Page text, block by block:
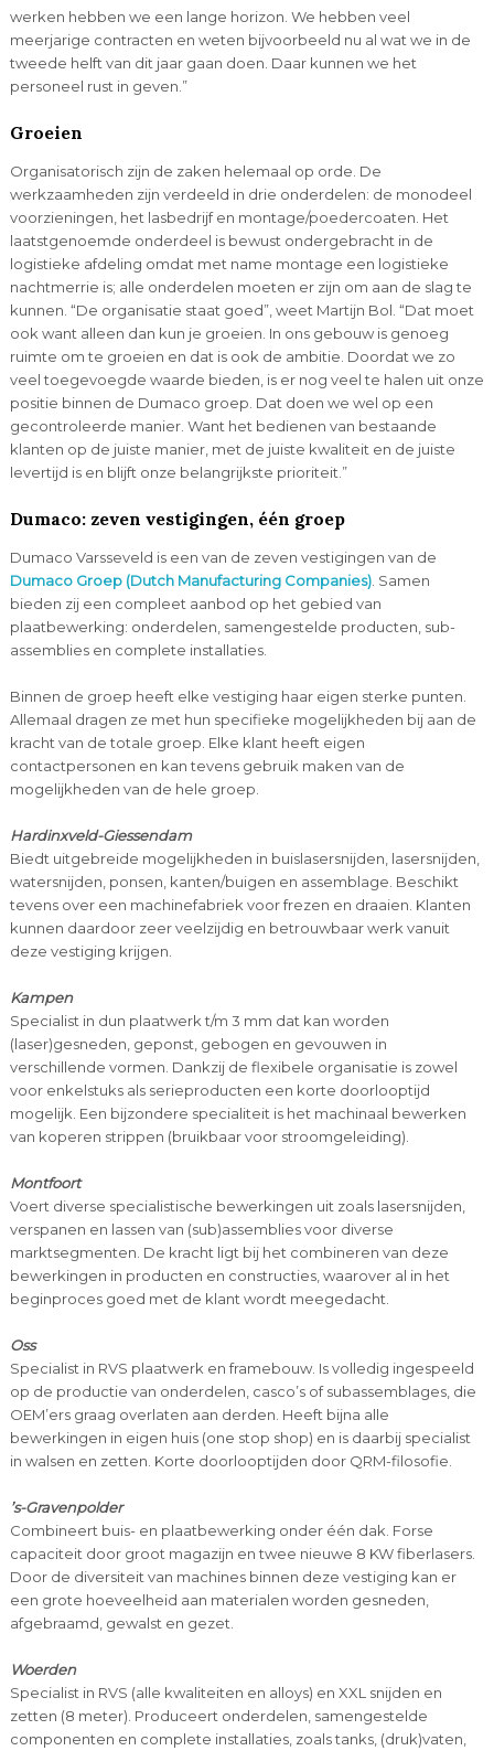
werken hebben we een lange horizon. We hebben veel
meerjarige contracten en weten bijvoorbeeld nu al wat we in de
tweede helft van dit jaar gaan doen. Daar kunnen we het
personeel rust in geven.”
Groeien
Organisatorisch zijn de zaken helemaal op orde. De
werkzaamheden zijn verdeeld in drie onderdelen: de monodeel
voorzieningen, het lasbedrijf en montage/poedercoaten. Het
laatstgenoemde onderdeel is bewust ondergebracht in de
logistieke afdeling omdat met name montage een logistieke
nachtmerrie is; alle onderdelen moeten er zijn om aan de slag te
kunnen. “De organisatie staat goed”, weet Martijn Bol. “Dat moet
ook want alleen dan kun je groeien. In ons gebouw is genoeg
ruimte om te groeien en dat is ook de ambitie. Doordat we zo
veel toegevoegde waarde bieden, is er nog veel te halen uit onze
positie binnen de Dumaco groep. Dat doen we wel op een
gecontroleerde manier. Want het bedienen van bestaande
klanten op de juiste manier, met de juiste kwaliteit en de juiste
levertijd is en blijft onze belangrijkste prioriteit.”
Dumaco: zeven vestigingen, één groep
Dumaco Varsseveld is een van de zeven vestigingen van de
Dumaco Groep (Dutch Manufacturing Companies). Samen
bieden zij een compleet aanbod op het gebied van
plaatbewerking: onderdelen, samengestelde producten, sub-
assemblies en complete installaties.
Binnen de groep heeft elke vestiging haar eigen sterke punten.
Allemaal dragen ze met hun specifieke mogelijkheden bij aan de
kracht van de totale groep. Elke klant heeft eigen
contactpersonen en kan tevens gebruik maken van de
mogelijkheden van de hele groep.
Hardinxveld-Giessendam
Biedt uitgebreide mogelijkheden in buislasersnijden, lasersnijden,
watersnijden, ponsen, kanten/buigen en assemblage. Beschikt
tevens over een machinefabriek voor frezen en draaien. Klanten
kunnen daardoor zeer veelzijdig en betrouwbaar werk vanuit
deze vestiging krijgen.
Kampen
Specialist in dun plaatwerk t/m 3 mm dat kan worden
(laser)gesneden, geponst, gebogen en gevouwen in
verschillende vormen. Dankzij de flexibele organisatie is zowel
voor enkelstuks als serieproducten een korte doorlooptijd
mogelijk. Een bijzondere specialiteit is het machinaal bewerken
van koperen strippen (bruikbaar voor stroomgeleiding).
Montfoort
Voert diverse specialistische bewerkingen uit zoals lasersnijden,
verspanen en lassen van (sub)assemblies voor diverse
marktsegmenten. De kracht ligt bij het combineren van deze
bewerkingen in producten en constructies, waarover al in het
beginproces goed met de klant wordt meegedacht.
Oss
Specialist in RVS plaatwerk en framebouw. Is volledig ingespeeld
op de productie van onderdelen, casco’s of subassemblages, die
OEM’ers graag overlaten aan derden. Heeft bijna alle
bewerkingen in eigen huis (one stop shop) en is daarbij specialist
in walsen en zetten. Korte doorlooptijden door QRM-filosofie.
’s-Gravenpolder
Combineert buis- en plaatbewerking onder één dak. Forse
capaciteit door groot magazijn en twee nieuwe 8 KW fiberlasers.
Door de diversiteit van machines binnen deze vestiging kan er
een grote hoeveelheid aan materialen worden gesneden,
afgebraamd, gewalst en gezet.
Woerden
Specialist in RVS (alle kwaliteiten en alloys) en XXL snijden en
zetten (8 meter). Produceert onderdelen, samengestelde
componenten en complete installaties, zoals tanks, (druk)vaten,